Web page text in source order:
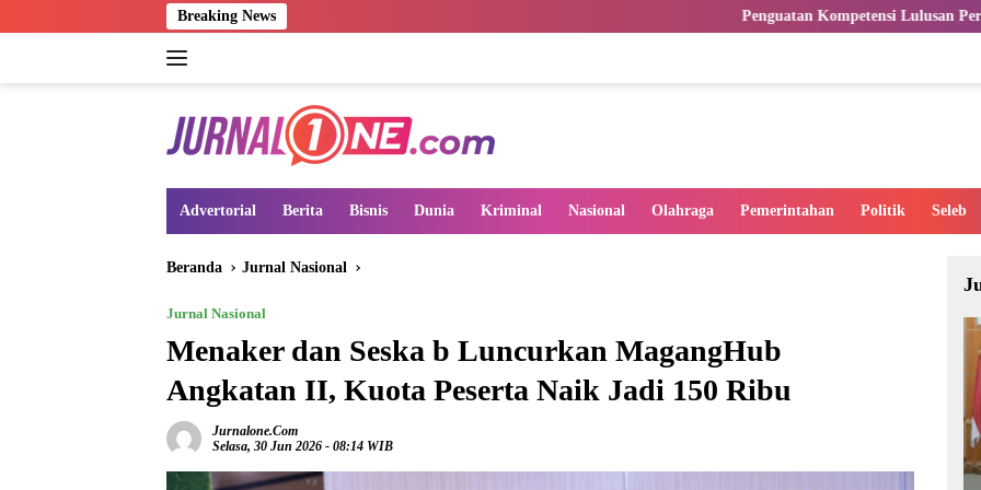
ke
Breaking News Penguatan Kompetensi Lulusan Perguruan Tinggi
Advertorial Berita Bisnis Dunia Kriminal Nasional Olahraga Pemerintahan Politik Seleb
Beranda Jurnal Nasional
Jurnal Nasional
Menaker dan Seska b Luncurkan MagangHub
Angkatan II, Kuota Peserta Naik Jadi 150 Ribu
Jurnalone.com
Selasa, 30 Jun 2026 - 08:14 WIB